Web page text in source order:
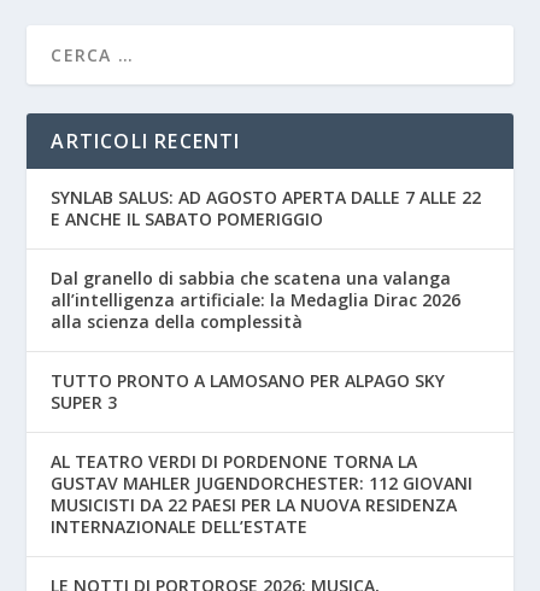
ARTICOLI RECENTI
SYNLAB SALUS: AD AGOSTO APERTA DALLE 7 ALLE 22
E ANCHE IL SABATO POMERIGGIO
Dal granello di sabbia che scatena una valanga
all’intelligenza artificiale: la Medaglia Dirac 2026
alla scienza della complessità
TUTTO PRONTO A LAMOSANO PER ALPAGO SKY
SUPER 3
AL TEATRO VERDI DI PORDENONE TORNA LA
GUSTAV MAHLER JUGENDORCHESTER: 112 GIOVANI
MUSICISTI DA 22 PAESI PER LA NUOVA RESIDENZA
INTERNAZIONALE DELL’ESTATE
LE NOTTI DI PORTOROSE 2026: MUSICA,